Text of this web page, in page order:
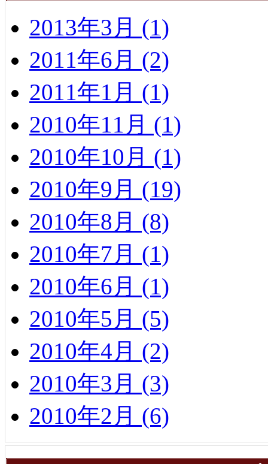
2013年3月 (1)
2011年6月 (2)
2011年1月 (1)
2010年11月 (1)
2010年10月 (1)
2010年9月 (19)
2010年8月 (8)
2010年7月 (1)
2010年6月 (1)
2010年5月 (5)
2010年4月 (2)
2010年3月 (3)
2010年2月 (6)